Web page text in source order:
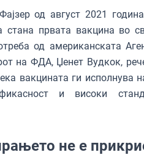
од август 2021
стана првата вакцина во
од aмериканската
на ФДА, Џенет Вудкок,
вакцината ги исполнува
и високи
не е